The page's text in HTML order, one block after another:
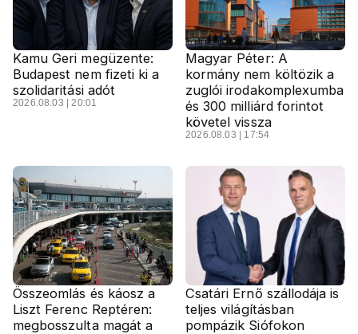
Kamu Geri megüzente:
Budapest nem fizeti ki a
szolidaritási adót
2026.08.03 | 20:01
Magyar Péter: A
kormány nem költözik a
zuglói irodakomplexumba
és 300 milliárd forintot
követel vissza
2026.08.03 | 17:54
Összeomlás és káosz a
Liszt Ferenc Reptéren:
megbosszulta magát a
Csatári Ernő szállodája is
teljes világításban
pompázik Siófokon